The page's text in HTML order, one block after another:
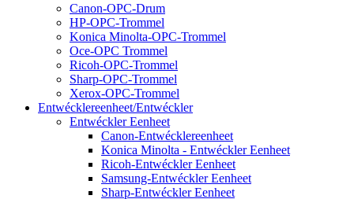
Canon-OPC-Drum
HP-OPC-Trommel
Konica Minolta-OPC-Trommel
Oce-OPC Trommel
Ricoh-OPC-Trommel
Sharp-OPC-Trommel
Xerox-OPC-Trommel
Entwécklereenheet/Entwéckler
Entwéckler Eenheet
Canon-Entwécklereenheet
Konica Minolta - Entwéckler Eenheet
Ricoh-Entwéckler Eenheet
Samsung-Entwéckler Eenheet
Sharp-Entwéckler Eenheet